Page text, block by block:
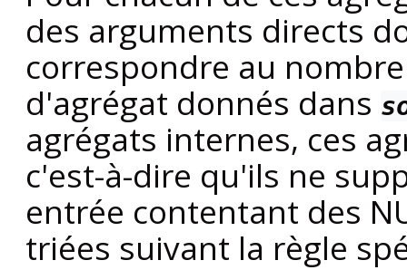
des arguments directs
correspondre au
d'agrégat donnés dans
agrégats internes, ces
c'est-à-dire qu'ils ne
entrée contentant des
triées suivant la règle